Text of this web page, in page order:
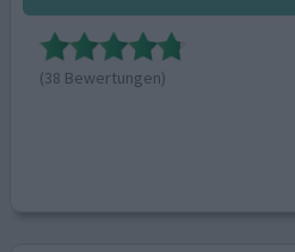
(38 Bewertungen)